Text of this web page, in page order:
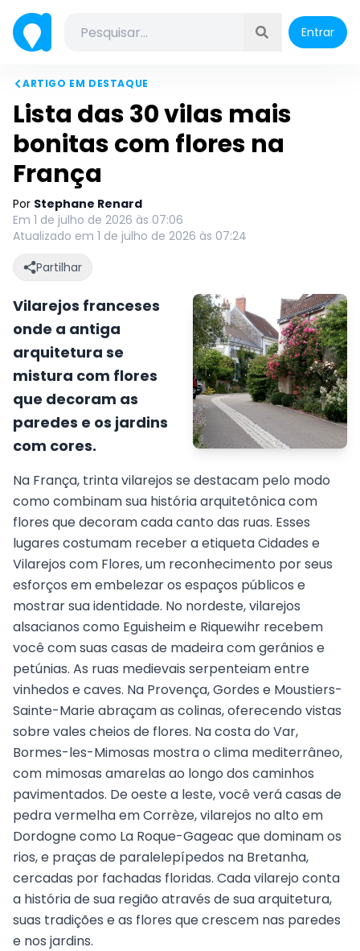
Entrar
ARTIGO EM DESTAQUE
Lista das 30 vilas mais
bonitas com flores na
França
Por Stephane Renard
Em 1 de julho de 2026 às 07:06
Atualizado em 1 de julho de 2026 às 07:24
Partilhar
Vilarejos franceses
onde a antiga
arquitetura se
mistura com flores
que decoram as
paredes e os jardins
com cores.
Na França, trinta vilarejos se destacam pelo modo
como combinam sua história arquitetônica com
flores que decoram cada canto das ruas. Esses
lugares costumam receber a etiqueta Cidades e
Vilarejos com Flores, um reconhecimento por seus
esforços em embelezar os espaços públicos e
mostrar sua identidade. No nordeste, vilarejos
alsacianos como Eguisheim e Riquewihr recebem
você com suas casas de madeira com gerânios e
petúnias. As ruas medievais serpenteiam entre
vinhedos e caves. Na Provença, Gordes e Moustiers-
Sainte-Marie abraçam as colinas, oferecendo vistas
sobre vales cheios de flores. Na costa do Var,
Bormes-les-Mimosas mostra o clima mediterrâneo,
com mimosas amarelas ao longo dos caminhos
pavimentados. De oeste a leste, você verá casas de
pedra vermelha em Corrèze, vilarejos no alto em
Dordogne como La Roque-Gageac que dominam os
rios, e praças de paralelepípedos na Bretanha,
cercadas por fachadas floridas. Cada vilarejo conta
a história de sua região através de sua arquitetura,
suas tradições e as flores que crescem nas paredes
e nos jardins.